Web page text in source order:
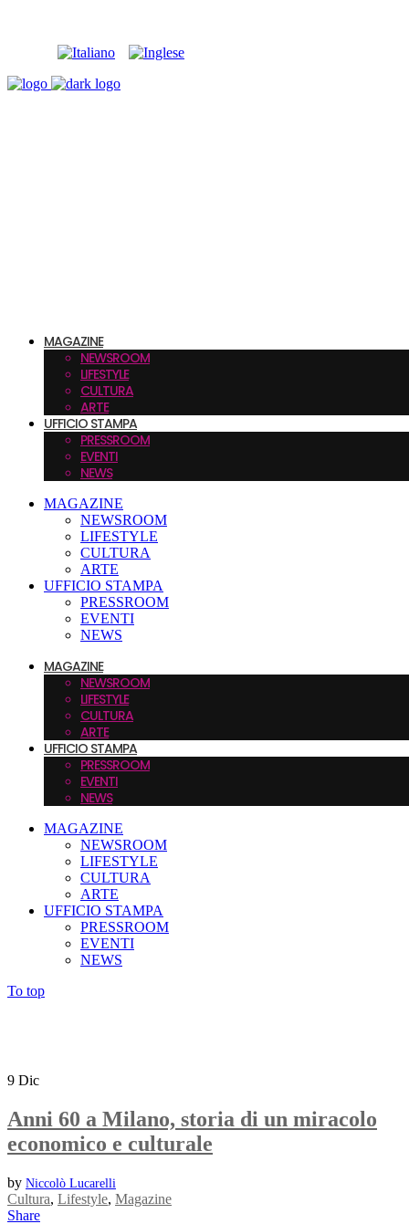
MAGAZINE
NEWSROOM
LIFESTYLE
CULTURA
ARTE
UFFICIO STAMPA
PRESSROOM
EVENTI
NEWS
MAGAZINE
NEWSROOM
LIFESTYLE
CULTURA
ARTE
UFFICIO STAMPA
PRESSROOM
EVENTI
NEWS
MAGAZINE
NEWSROOM
LIFESTYLE
CULTURA
ARTE
UFFICIO STAMPA
PRESSROOM
EVENTI
NEWS
MAGAZINE
NEWSROOM
LIFESTYLE
CULTURA
ARTE
UFFICIO STAMPA
PRESSROOM
EVENTI
NEWS
To top
9 Dic
Anni 60 a Milano, storia di un miracolo
economico e culturale
by Niccolò Lucarelli
Cultura, Lifestyle, Magazine
Share